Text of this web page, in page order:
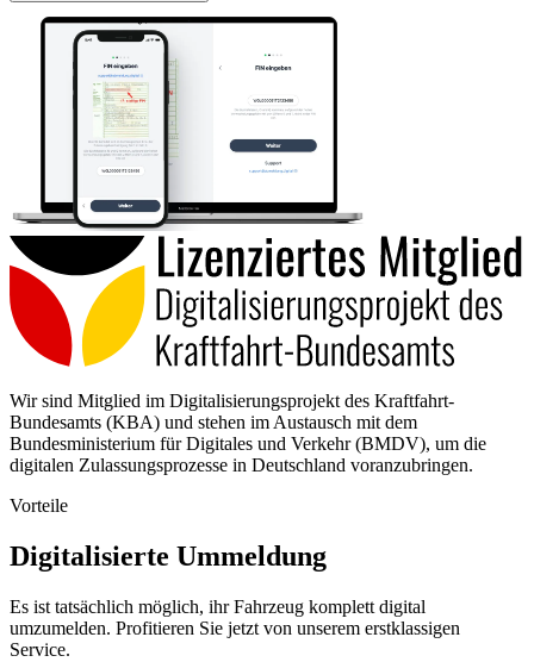
Wir sind Mitglied im Digitalisierungsprojekt des Kraftfahrt-
Bundesamts (KBA) und stehen im Austausch mit dem
Bundesministerium für Digitales und Verkehr (BMDV), um die
digitalen Zulassungsprozesse in Deutschland voranzubringen.
Vorteile
Digitalisierte Ummeldung
Es ist tatsächlich möglich, ihr Fahrzeug komplett digital
umzumelden. Profitieren Sie jetzt von unserem erstklassigen
Service.